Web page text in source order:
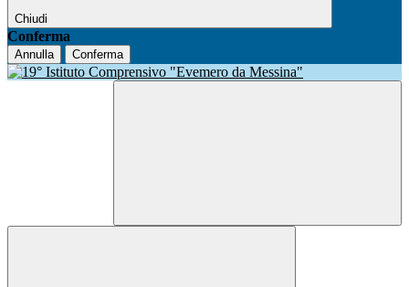
Chiudi
Conferma
Annulla Conferma